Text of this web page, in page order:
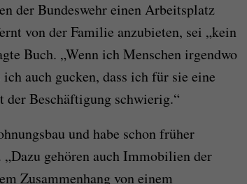
der Bundeswehr einen Arbeitsplatz
von der Familie anzubieten, sei „kein
Buch. „Wenn ich Menschen irgendwo
auch gucken, dass ich für sie eine
der Beschäftigung schwierig.“
und habe schon früher
gehören auch Immobilien der
Zusammenhang von einem